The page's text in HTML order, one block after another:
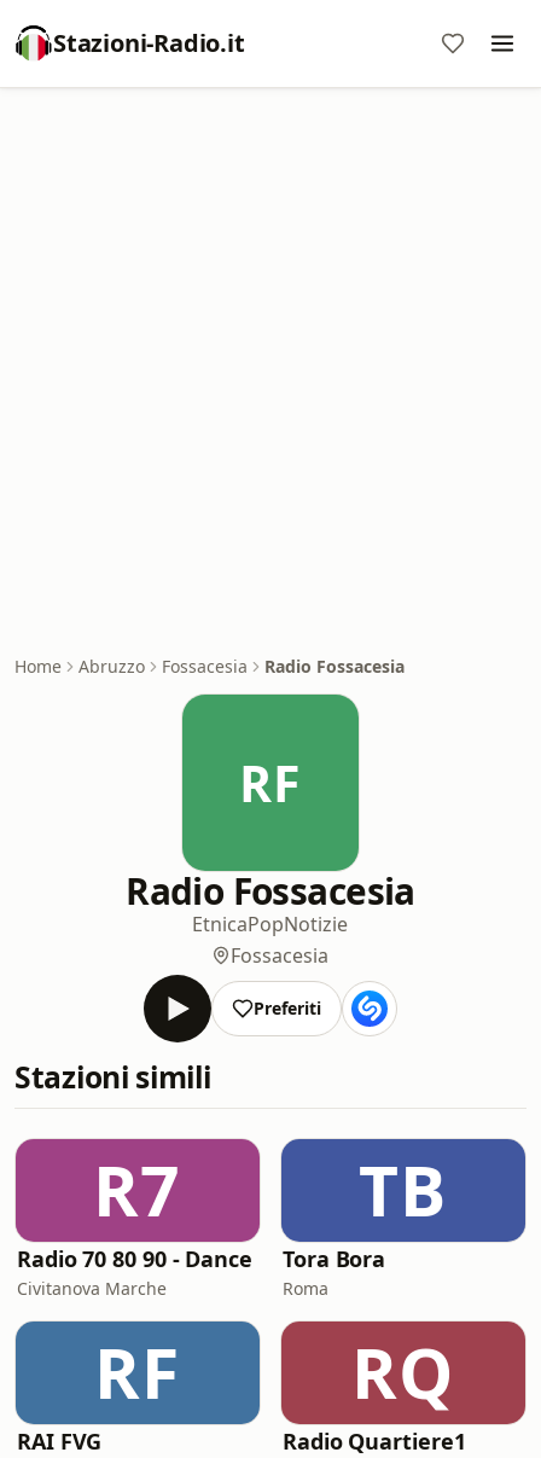
Stazioni-Radio.it
Home Abruzzo Fossacesia Radio Fossacesia
RF
Radio Fossacesia
EtnicaPopNotizie
Fossacesia
Preferiti
Stazioni simili
R7
Radio 70 80 90 - Dance
Civitanova Marche
TB
Tora Bora
Roma
RF
RAI FVG
RQ
Radio Quartiere1